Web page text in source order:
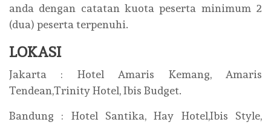
anda dengan catatan kuota peserta minimum 2
(dua) peserta terpenuhi.
LOKASI
Jakarta : Hotel Amaris Kemang, Amaris
Tendean,Trinity Hotel, Ibis Budget.
Bandung : Hotel Santika, Hay Hotel,Ibis Style,